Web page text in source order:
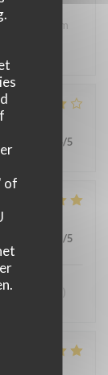
of
Wellicht om
variëren
/ Prijs /5
/ Prijs /5
meer? :)